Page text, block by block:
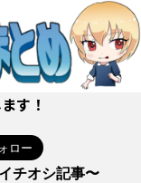
す！
チオシ記事〜